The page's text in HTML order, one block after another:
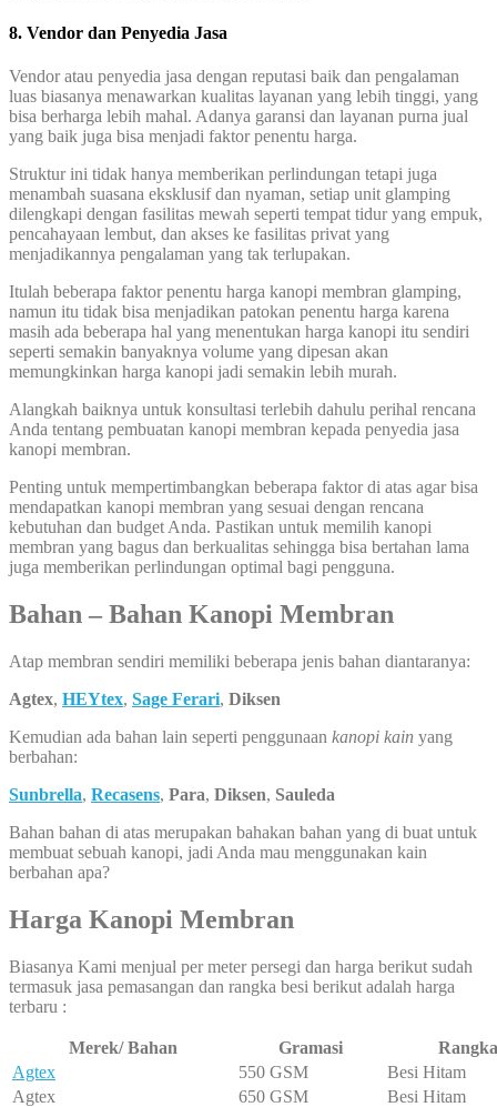
8. Vendor dan Penyedia Jasa
Vendor atau penyedia jasa dengan reputasi baik dan pengalaman
luas biasanya menawarkan kualitas layanan yang lebih tinggi, yang
bisa berharga lebih mahal. Adanya garansi dan layanan purna jual
yang baik juga bisa menjadi faktor penentu harga.
Struktur ini tidak hanya memberikan perlindungan tetapi juga
menambah suasana eksklusif dan nyaman, setiap unit glamping
dilengkapi dengan fasilitas mewah seperti tempat tidur yang empuk,
pencahayaan lembut, dan akses ke fasilitas privat yang
menjadikannya pengalaman yang tak terlupakan.
Itulah beberapa faktor penentu harga kanopi membran glamping,
namun itu tidak bisa menjadikan patokan penentu harga karena
masih ada beberapa hal yang menentukan harga kanopi itu sendiri
seperti semakin banyaknya volume yang dipesan akan
memungkinkan harga kanopi jadi semakin lebih murah.
Alangkah baiknya untuk konsultasi terlebih dahulu perihal rencana
Anda tentang pembuatan kanopi membran kepada penyedia jasa
kanopi membran.
Penting untuk mempertimbangkan beberapa faktor di atas agar bisa
mendapatkan kanopi membran yang sesuai dengan rencana
kebutuhan dan budget Anda. Pastikan untuk memilih kanopi
membran yang bagus dan berkualitas sehingga bisa bertahan lama
juga memberikan perlindungan optimal bagi pengguna.
Bahan – Bahan Kanopi Membran
Atap membran sendiri memiliki beberapa jenis bahan diantaranya:
Agtex, HEYtex, Sage Ferari, Diksen
Kemudian ada bahan lain seperti penggunaan kanopi kain yang
berbahan:
Sunbrella, Recasens, Para, Diksen, Sauleda
Bahan bahan di atas merupakan bahakan bahan yang di buat untuk
membuat sebuah kanopi, jadi Anda mau menggunakan kain
berbahan apa?
Harga Kanopi Membran
Biasanya Kami menjual per meter persegi dan harga berikut sudah
termasuk jasa pemasangan dan rangka besi berikut adalah harga
terbaru :
Merek/ Bahan Gramasi
Rangka
Agtex
550 GSM
Besi Hitam
Agtex
650 GSM
Besi Hitam